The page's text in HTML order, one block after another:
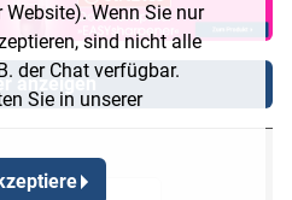
Wenn Sie nur
sind nicht alle
der Chat verfügbar.
Sie in unserer
anzeigen